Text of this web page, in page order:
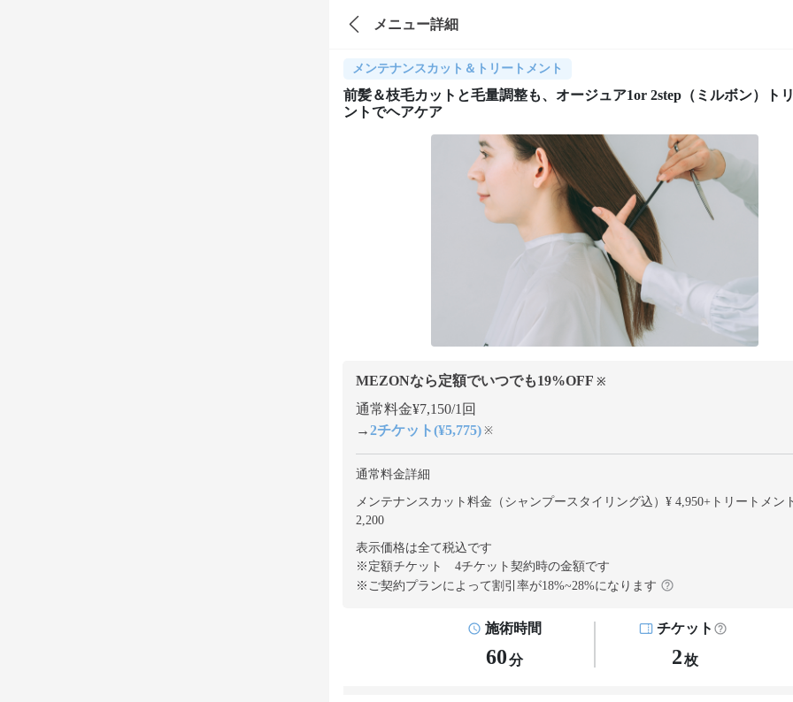
メニュー詳細
メンテナンスカット＆トリートメント
前髪＆枝毛カットと毛量調整も、オージュア1or 2step（ミルボン）ト
ントでヘアケア
MEZONなら定額でいつでも19%OFF ※
通常料金¥7,150/1回
→2チケット(¥5,775) ※
通常料金詳細
メンテナンスカット料金（シャンプースタイリング込）¥ 4,950+ トリートメン
2,200
表示価格は全て税込です
※定額チケット 4チケット契約時の金額です
※ご契約プランによって割引率が18%~28%になります
施術時間
60分
チケット
2枚